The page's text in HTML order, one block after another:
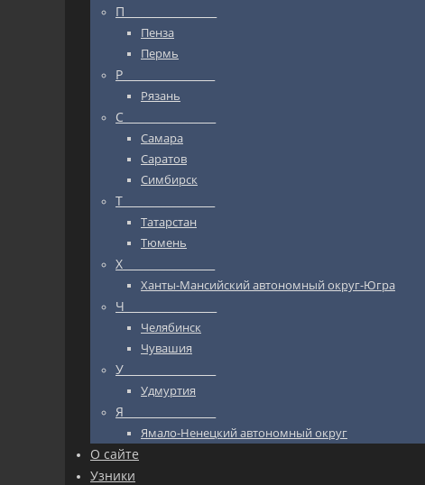
П_________________
Пенза
Пермь
Р_________________
Рязань
С_________________
Самара
Саратов
Симбирск
Т_________________
Татарстан
Тюмень
Х_________________
Ханты-Мансийский автономный округ-Югра
Ч_________________
Челябинск
Чувашия
У_________________
Удмуртия
Я_________________
Ямало-Ненецкий автономный округ
О сайте
Узники